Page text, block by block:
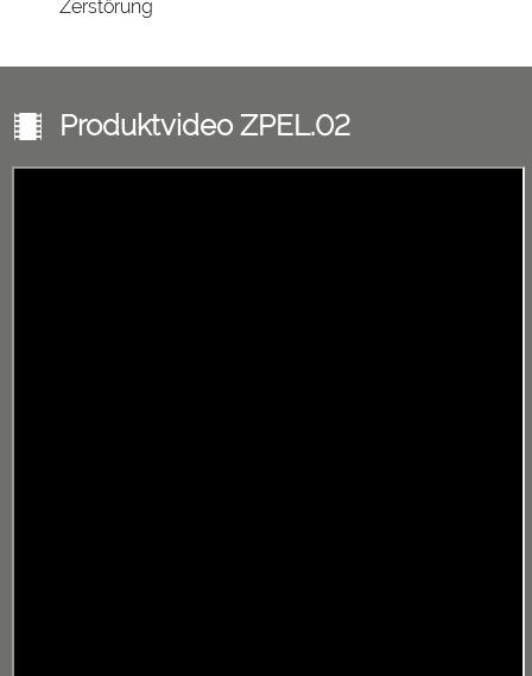
Zerstörung
Produktvideo ZPEL.02